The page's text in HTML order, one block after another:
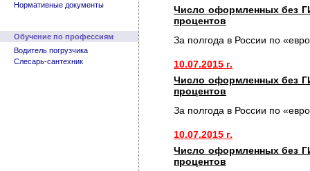
Нормативные документы
Обучение по профессиям
Водитель погрузчика
Слесарь-сантехник
Число оформленных без
процентов
За полгода в России по
10.07.2015 г.
Число оформленных без
процентов
За полгода в России по
10.07.2015 г.
Число оформленных без
процентов